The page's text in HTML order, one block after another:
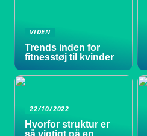
VIDEN
Trends inden for
fitnesstøj til kvinder
22/10/2022
Hvorfor struktur er
så vigtigt på en